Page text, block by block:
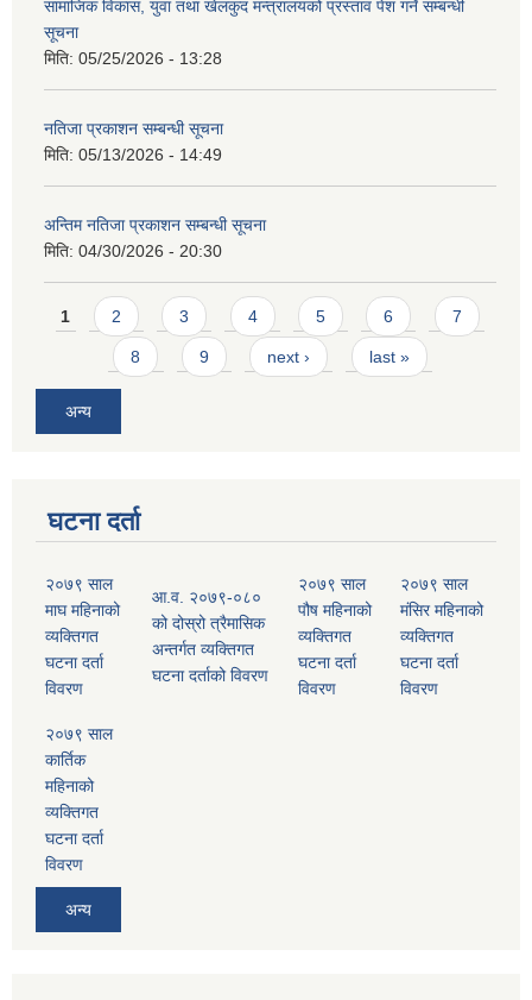
सामाजिक विकास, युवा तथा खेलकुद मन्त्रालयको प्रस्ताव पेश गर्ने सम्बन्धी
सूचना
मिति: 05/25/2026 - 13:28
नतिजा प्रकाशन सम्बन्धी सूचना
मिति: 05/13/2026 - 14:49
अन्तिम नतिजा प्रकाशन सम्बन्धी सूचना
मिति: 04/30/2026 - 20:30
Pages
1 2 3 4 5 6 7
8 9 next › last »
अन्य
घटना दर्ता
२०७९ साल
माघ महिनाको
व्यक्तिगत
घटना दर्ता
विवरण
आ.व. २०७९-०८०
को दोस्रो त्रैमासिक
अन्तर्गत व्यक्तिगत
घटना दर्ताको विवरण
२०७९ साल
पौष महिनाको
व्यक्तिगत
घटना दर्ता
विवरण
२०७९ साल
मंसिर महिनाको
व्यक्तिगत
घटना दर्ता
विवरण
२०७९ साल
कार्तिक
महिनाको
व्यक्तिगत
घटना दर्ता
विवरण
अन्य